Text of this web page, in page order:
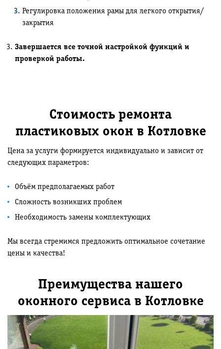
Регулировка положения рамы для легкого открытия/
закрытия
Завершается все точной настройкой функций и
проверкой работы.
Стоимость ремонта
пластиковых окон в Котловке
Цена за услуги формируется индивидуально и зависит от
следующих параметров:
Объём предполагаемых работ
Сложность возникших проблем
Необходимость замены комплектующих
Мы всегда стремимся предложить оптимальное сочетание
цены и качества!
Преимущества нашего
оконного сервиса в Котловке